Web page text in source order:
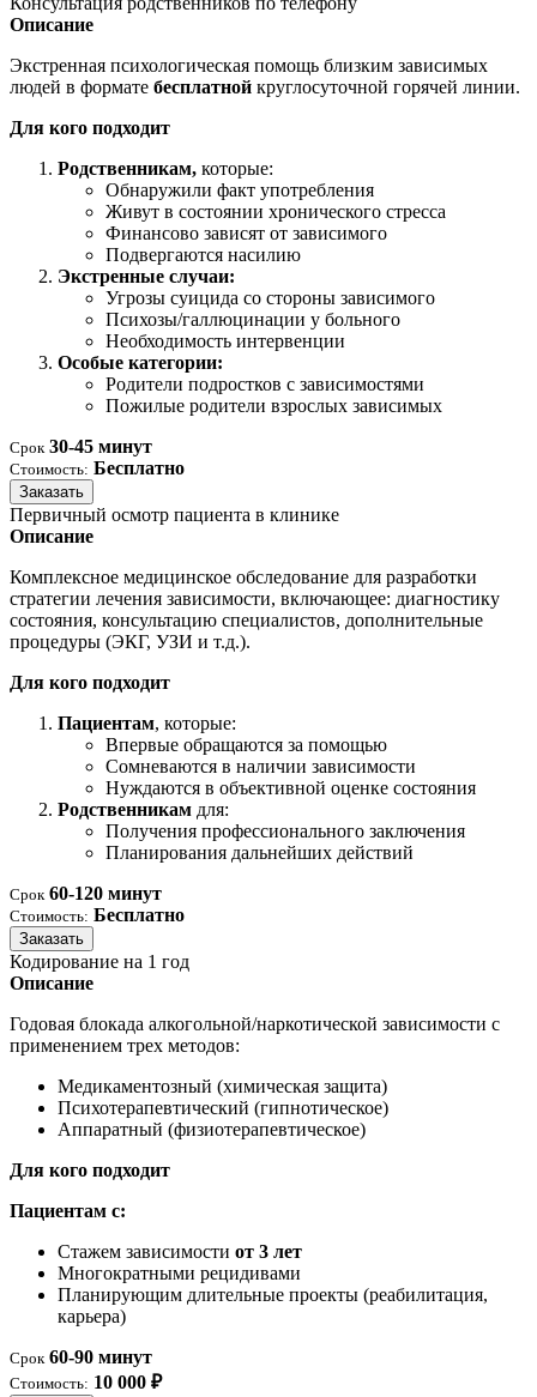
Описание
Экстренная психологическая помощь близким зависимых
людей в формате бесплатной круглосуточной горячей линии.
Для кого подходит
Родственникам, которые:
Обнаружили факт употребления
Живут в состоянии хронического стресса
Финансово зависят от зависимого
Подвергаются насилию
Экстренные случаи:
Угрозы суицида со стороны зависимого
Психозы/галлюцинации у больного
Необходимость интервенции
Особые категории:
Родители подростков с зависимостями
Пожилые родители взрослых зависимых
Срок 30-45 минут
Стоимость: Бесплатно
Заказать
Первичный осмотр пациента в клинике
Описание
Комплексное медицинское обследование для разработки
стратегии лечения зависимости, включающее: диагностику
состояния, консультацию специалистов, дополнительные
процедуры (ЭКГ, УЗИ и т.д.).
Для кого подходит
Пациентам, которые:
Впервые обращаются за помощью
Сомневаются в наличии зависимости
Нуждаются в объективной оценке состояния
Родственникам для:
Получения профессионального заключения
Планирования дальнейших действий
Срок 60-120 минут
Стоимость: Бесплатно
Заказать
Кодирование на 1 год
Описание
Годовая блокада алкогольной/наркотической зависимости с
применением трех методов:
Медикаментозный (химическая защита)
Психотерапевтический (гипнотическое)
Аппаратный (физиотерапевтическое)
Для кого подходит
Пациентам с:
Стажем зависимости от 3 лет
Многократными рецидивами
Планирующим длительные проекты (реабилитация,
карьера)
Срок 60-90 минут
Стоимость: 10 000 ₽